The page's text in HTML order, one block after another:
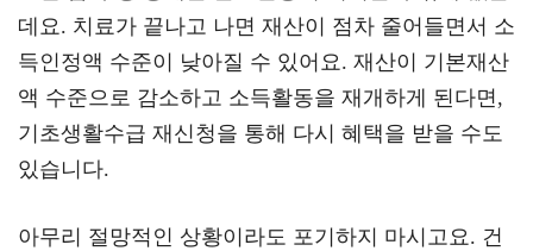
데요. 치료가 끝나고 나면 재산이 점차 줄어들면서 소
득인정액 수준이 낮아질 수 있어요. 재산이 기본재산
액 수준으로 감소하고 소득활동을 재개하게 된다면,
기초생활수급 재신청을 통해 다시 혜택을 받을 수도
있습니다.
아무리 절망적인 상황이라도 포기하지 마시고요. 건